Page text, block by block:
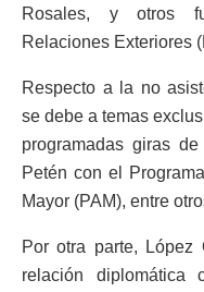
Rosales, y otros
Relaciones Exteriores
Respecto a la no
se debe a temas
programadas giras
Petén con el
Mayor (PAM), entre
Por otra parte,
relación